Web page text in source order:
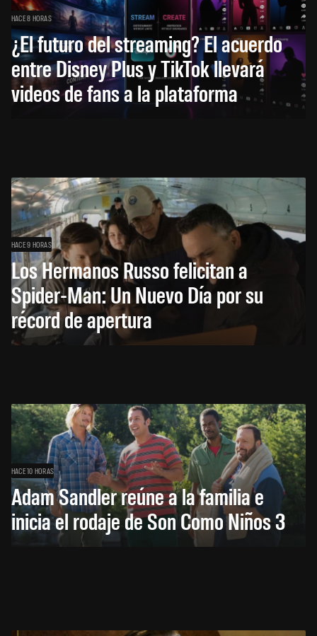
HACE 8 HORAS
¿El futuro del streaming? El acuerdo
entre Disney Plus y TikTok llevará
videos de fans a la plataforma
HACE 9 HORAS
Los Hermanos Russo felicitan a
Spider-Man: Un Nuevo Día por su
récord de apertura
HACE 10 HORAS
Adam Sandler reúne a la familia e
inicia el rodaje de Son Como Niños 3